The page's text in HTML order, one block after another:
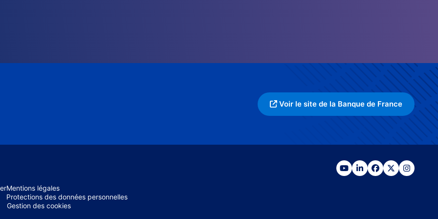
Voir le site de la Banque de France
Mentions légales
Protections des données personnelles
Gestion des cookies